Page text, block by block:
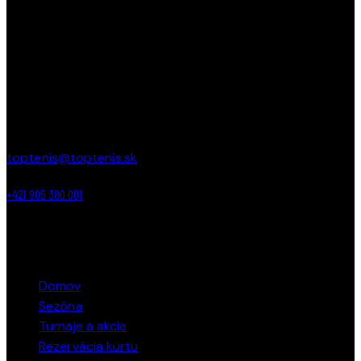
toptenis@toptenis.sk
+421 905 380 001
Domov
Sezóna
Turnaje a akcie
Rezervácia kurtu